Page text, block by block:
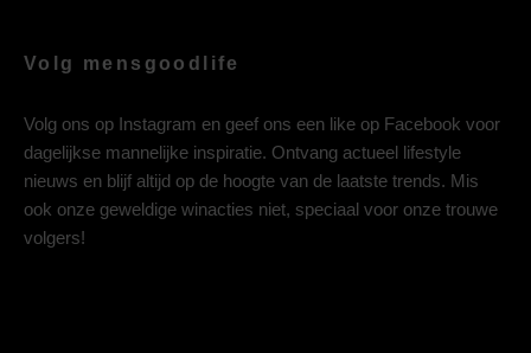
Volg mensgoodlife
Volg ons op Instagram en geef ons een like op Facebook voor
dagelijkse mannelijke inspiratie. Ontvang actueel lifestyle
nieuws en blijf altijd op de hoogte van de laatste trends. Mis
ook onze geweldige winacties niet, speciaal voor onze trouwe
volgers!